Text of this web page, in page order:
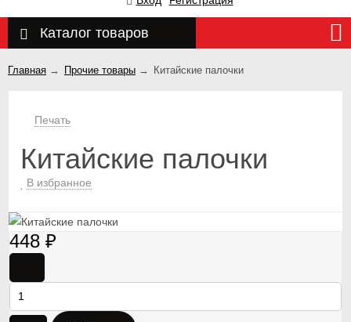
Каталог товаров
Главная → Прочие товары → Китайские палочки
Печать
Китайские палочки
В избранное
448 ₽